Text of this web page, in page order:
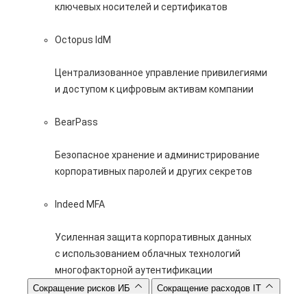
ключевых носителей и сертификатов
Octopus IdM
Централизованное управление привилегиями
и доступом к цифровым активам компании
BearPass
Безопасное хранение и администрирование
корпоративных паролей и других секретов
Indeed MFA
Усиленная защита корпоративных данных
с использованием облачных технологий
многофакторной аутентификации
Сокращение рисков ИБ
Сокращение расходов IT